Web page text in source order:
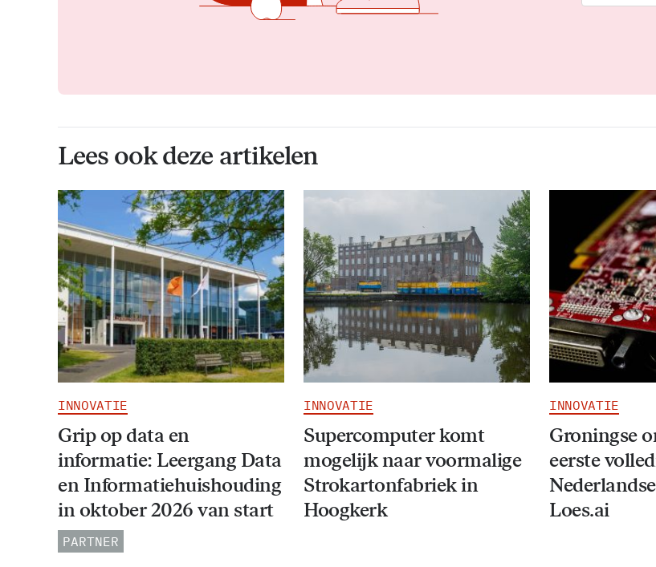
Lees ook deze artikelen
INNOVATIE
Grip op data en
informatie: Leergang Data
en Informatiehuishouding
in oktober 2026 van start
PARTNER
INNOVATIE
Supercomputer komt
mogelijk naar voormalige
Strokartonfabriek in
Hoogkerk
INNOVATIE
Groningse
eerste
Loes.ai